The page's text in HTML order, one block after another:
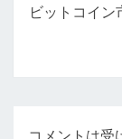
ョビットコイ